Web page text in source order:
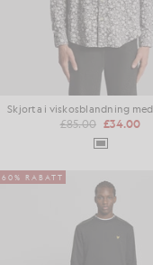
£85.00 £34.00
60% RABATT